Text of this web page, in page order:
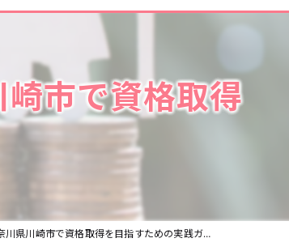
市で資格取得
川崎市で資格取得を目指すための実践ガイド